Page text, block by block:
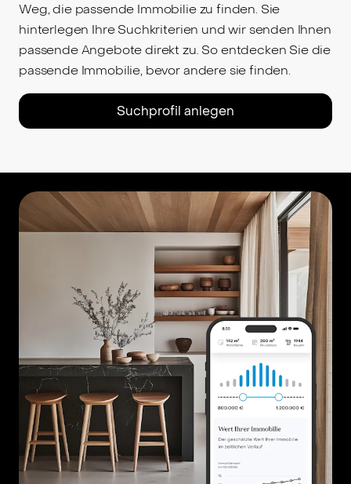
Weg, die passende Immobilie zu finden. Sie
hinterlegen Ihre Suchkriterien und wir senden Ihnen
passende Angebote direkt zu. So entdecken Sie die
passende Immobilie, bevor andere sie finden.
Suchprofil anlegen